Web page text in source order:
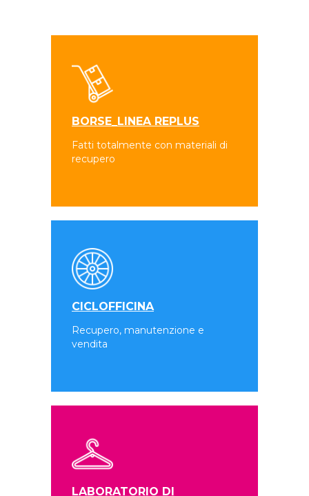
BORSE_LINEA REPLUS
Fatti totalmente con materiali di
recupero
CICLOFFICINA
Recupero, manutenzione e
vendita
LABORATORIO DI